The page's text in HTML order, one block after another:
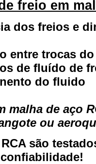
freio em
dos freios e
entre trocas
de fluído de
do fluido
malha de aço
ou
são